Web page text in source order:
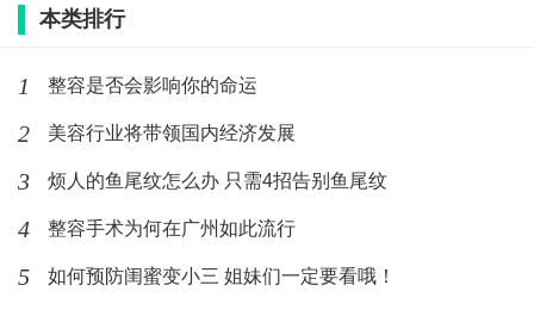
本类排行
1 整容是否会影响你的命运
2 美容行业将带领国内经济发展
3 烦人的鱼尾纹怎么办 只需4招告别鱼尾纹
4 整容手术为何在广州如此流行
5 如何预防闺蜜变小三 姐妹们一定要看哦！